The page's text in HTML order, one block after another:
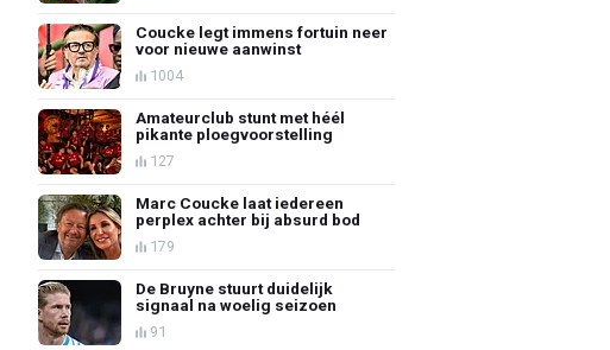
Coucke legt immens fortuin neer
voor nieuwe aanwinst
1004
Amateurclub stunt met héél
pikante ploegvoorstelling
127
Marc Coucke laat iedereen
perplex achter bij absurd bod
179
De Bruyne stuurt duidelijk
signaal na woelig seizoen
91